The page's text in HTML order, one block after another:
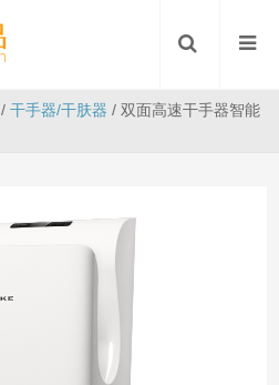
/干手器/干肤器 /双面高速干手器智能